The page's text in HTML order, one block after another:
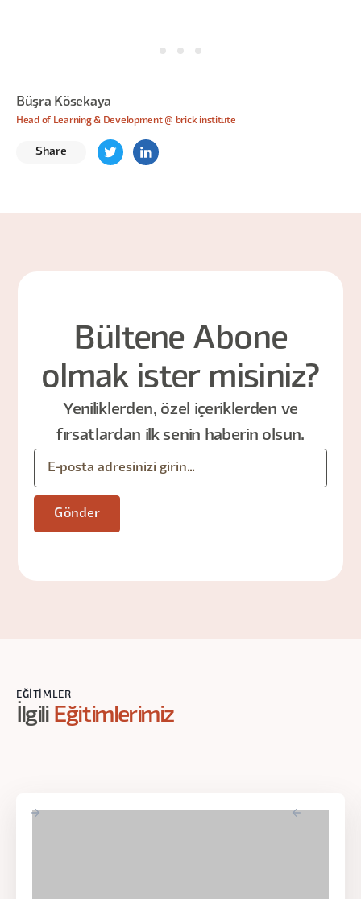
Büşra Kösekaya
Head of Learning & Development @ brick institute
Share
Bültene Abone
olmak ister misiniz?
Yeniliklerden, özel içeriklerden ve
fırsatlardan ilk senin haberin olsun.
EĞITIMLER
İlgili Eğitimlerimiz